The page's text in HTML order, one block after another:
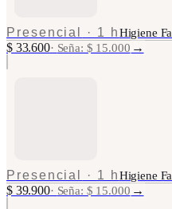
Presencial · 1 hHigiene
$ 33.600· Seña: $ 15.000 →
Presencial · 1 hHigiene
$ 39.900· Seña: $ 15.000 →